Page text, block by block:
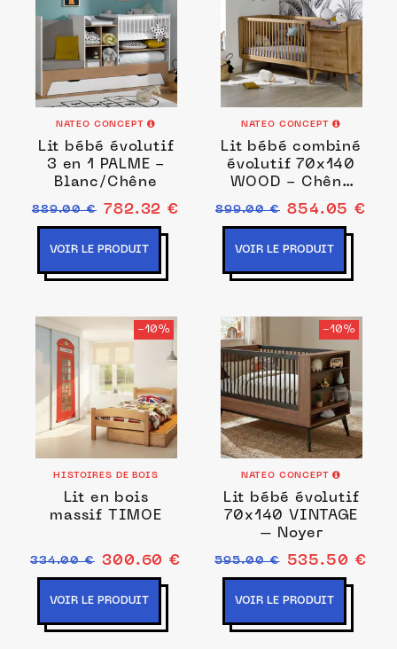
NATEO CONCEPT
Lit bébé évolutif
3 en 1 PALME -
Blanc/Chêne
889.00 € 782.32 €
VOIR LE PRODUIT
NATEO CONCEPT
Lit bébé combiné
évolutif 70x140
WOOD - Chêne
Vintage
899.00 € 854.05 €
VOIR LE PRODUIT
-10%
HISTOIRES DE BOIS
Lit en bois
massif TIMOE
334.00 € 300.60 €
VOIR LE PRODUIT
-10%
NATEO CONCEPT
Lit bébé évolutif
70x140 VINTAGE
– Noyer
595.00 € 535.50 €
VOIR LE PRODUIT